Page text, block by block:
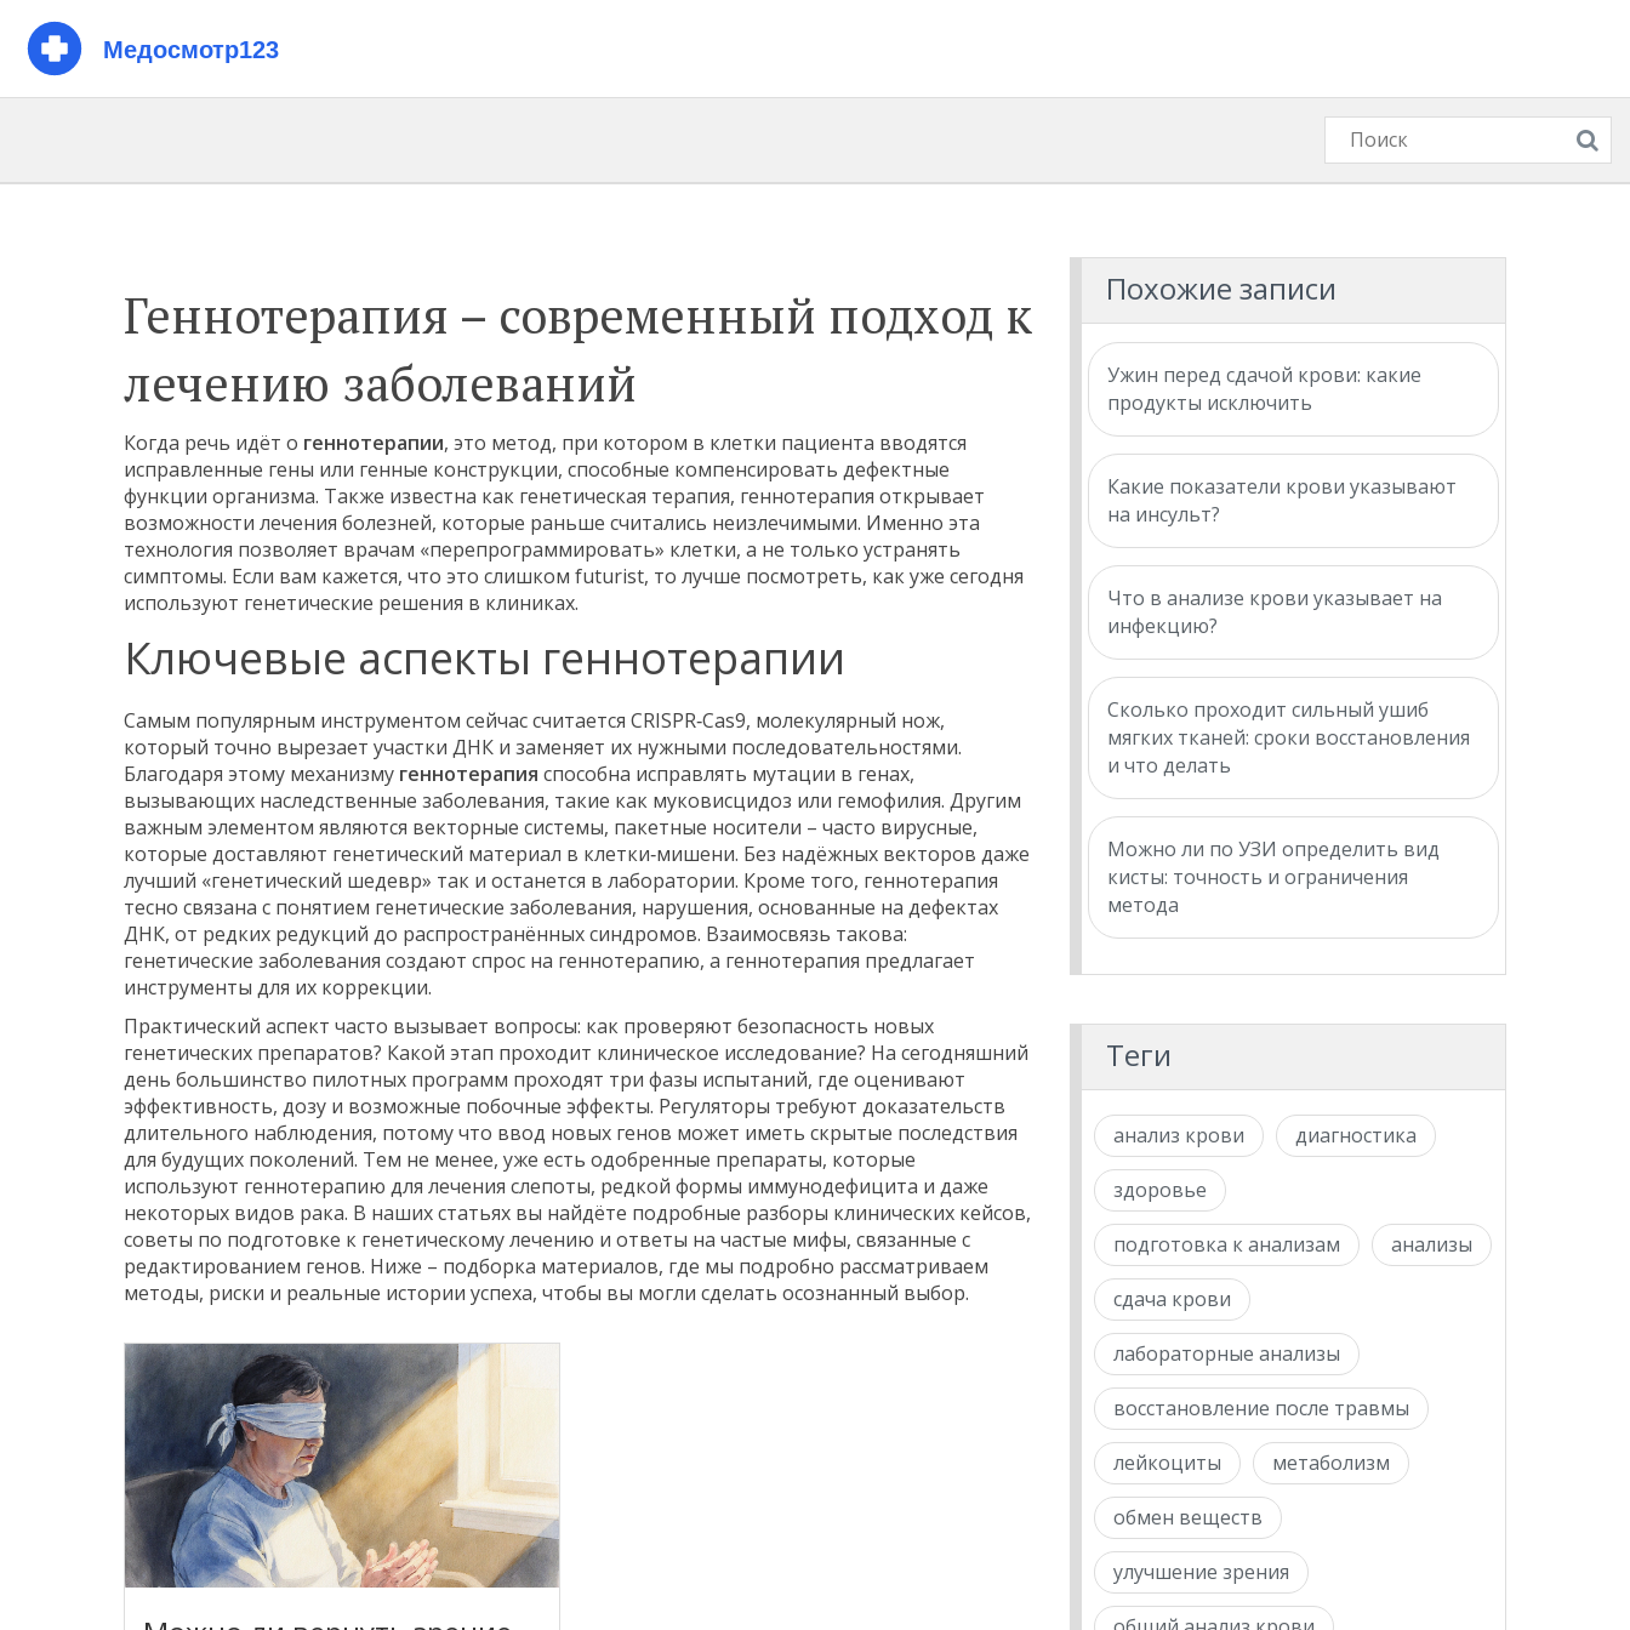
Геннотерапия – современный подход к
лечению заболеваний
Когда речь идёт о геннотерапии, это метод, при котором в клетки пациента вводятся
исправленные гены или генные конструкции, способные компенсировать дефектные
функции организма. Также известна как генетическая терапия, геннотерапия открывает
возможности лечения болезней, которые раньше считались неизлечимыми. Именно эта
технология позволяет врачам «перепрограммировать» клетки, а не только устранять
симптомы. Если вам кажется, что это слишком futurist, то лучше посмотреть, как уже сегодня
используют генетические решения в клиниках.
Ключевые аспекты геннотерапии
Самым популярным инструментом сейчас считается CRISPR‑Cas9, молекулярный нож,
который точно вырезает участки ДНК и заменяет их нужными последовательностями.
Благодаря этому механизму геннотерапия способна исправлять мутации в генах,
вызывающих наследственные заболевания, такие как муковисцидоз или гемофилия. Другим
важным элементом являются векторные системы, пакетные носители – часто вирусные,
которые доставляют генетический материал в клетки‑мишени. Без надёжных векторов даже
лучший «генетический шедевр» так и останется в лаборатории. Кроме того, геннотерапия
тесно связана с понятием генетические заболевания, нарушения, основанные на дефектах
ДНК, от редких редукций до распространённых синдромов. Взаимосвязь такова:
генетические заболевания создают спрос на геннотерапию, а геннотерапия предлагает
инструменты для их коррекции.
Практический аспект часто вызывает вопросы: как проверяют безопасность новых
генетических препаратов? Какой этап проходит клиническое исследование? На сегодняшний
день большинство пилотных программ проходят три фазы испытаний, где оценивают
эффективность, дозу и возможные побочные эффекты. Регуляторы требуют доказательств
длительного наблюдения, потому что ввод новых генов может иметь скрытые последствия
для будущих поколений. Тем не менее, уже есть одобренные препараты, которые
используют геннотерапию для лечения слепоты, редкой формы иммунодефицита и даже
некоторых видов рака. В наших статьях вы найдёте подробные разборы клинических кейсов,
советы по подготовке к генетическому лечению и ответы на частые мифы, связанные с
редактированием генов. Ниже – подборка материалов, где мы подробно рассматриваем
методы, риски и реальные истории успеха, чтобы вы могли сделать осознанный выбор.
Похожие записи
Ужин перед сдачой крови: какие
продукты исключить
Какие показатели крови указывают
на инсульт?
Что в анализе крови указывает на
инфекцию?
Сколько проходит сильный ушиб
мягких тканей: сроки восстановления
и что делать
Можно ли по УЗИ определить вид
кисты: точность и ограничения
метода
Теги
анализ крови диагностика
здоровье
подготовка к анализам анализы
сдача крови
лабораторные анализы
восстановление после травмы
лейкоциты метаболизм
обмен веществ
улучшение зрения